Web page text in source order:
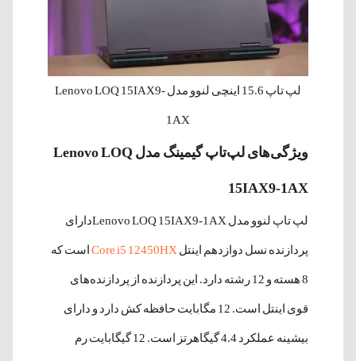
لپ‌ تاپ 15.6 اینچی لنوو مدل Lenovo LOQ 15IAX9-
1AX
ویژگی‌های لپ‌تاپ‌ گیمینگ مدل Lenovo LOQ
15IAX9-1AX
لپ تاپ لنوو مدل Lenovo LOQ 15IAX9-1AXدارای
پردازنده نسل دوازدهم اینتل Core i5 12450HX است که
8 هسته و 12 رشته دارد. این پردازنده از پردازنده‌های
قوی اینتل است. 12 مگابایت حافظه کش دارد و دارای
بیشینه عملکرد 4.4 گیگاهرتز است. 12 گیگابایت رم